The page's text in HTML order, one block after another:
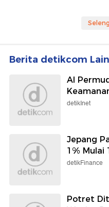
Berita detikcom
AI
detikInet
Jepang
1% Mulai
detikFinance
Potret